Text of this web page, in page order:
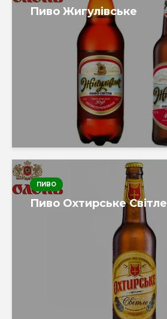
Пиво Жигулівське
ПИВО
Пиво Охтирське Світле